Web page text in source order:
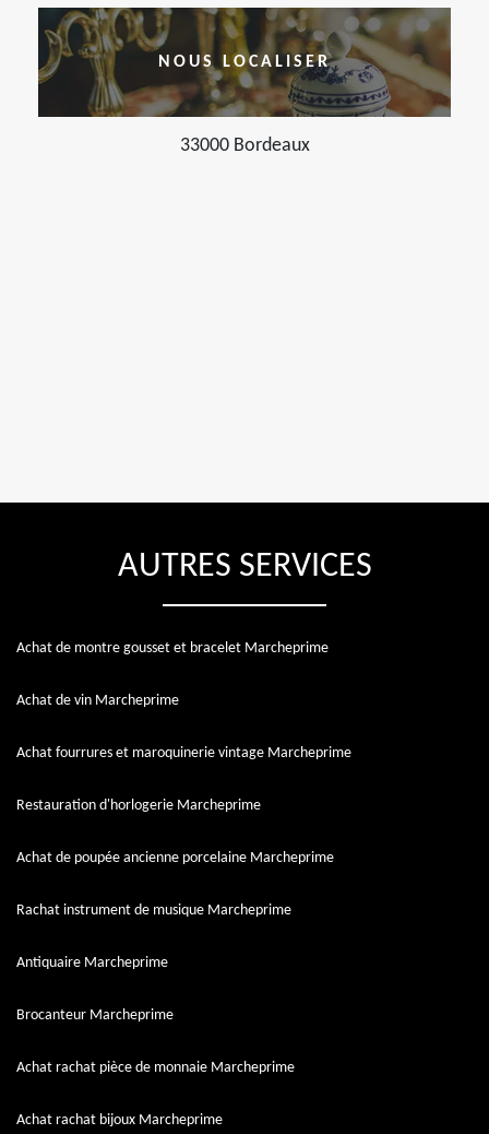
NOUS LOCALISER
33000 Bordeaux
AUTRES SERVICES
Achat de montre gousset et bracelet Marcheprime
Achat de vin Marcheprime
Achat fourrures et maroquinerie vintage Marcheprime
Restauration d'horlogerie Marcheprime
Achat de poupée ancienne porcelaine Marcheprime
Rachat instrument de musique Marcheprime
Antiquaire Marcheprime
Brocanteur Marcheprime
Achat rachat pièce de monnaie Marcheprime
Achat rachat bijoux Marcheprime